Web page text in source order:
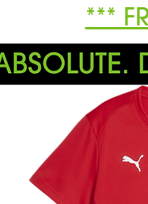
***